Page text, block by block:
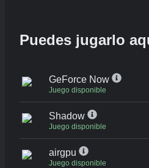
Puedes jugarlo
GeForce Now
Juego disponible
Shadow
Juego disponible
airgpu
Juego disponible